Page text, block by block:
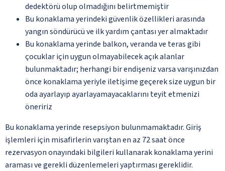
dedektörü olup olmadığını belirtmemiştir
Bu konaklama yerindeki güvenlik özellikleri arasında
yangın söndürücü ve ilk yardım çantası yer almaktadır
Bu konaklama yerinde balkon, veranda ve teras gibi
çocuklar için uygun olmayabilecek açık alanlar
bulunmaktadır; herhangi bir endişeniz varsa varışınızdan
önce konaklama yeriyle iletişime geçerek size uygun bir
oda ayarlayıp ayarlayamayacaklarını teyit etmenizi
öneririz
Bu konaklama yerinde resepsiyon bulunmamaktadır. Giriş
işlemleri için misafirlerin varıştan en az 72 saat önce
rezervasyon onayındaki bilgileri kullanarak konaklama yerini
araması ve gerekli düzenlemeleri yaptırması gereklidir.